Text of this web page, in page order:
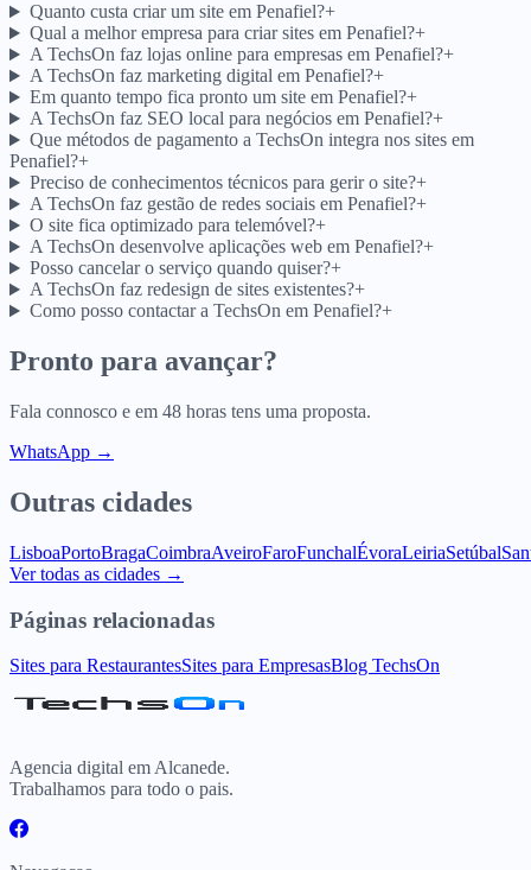
Quanto custa criar um site em Penafiel?+
Qual a melhor empresa para criar sites em Penafiel?+
A TechsOn faz lojas online para empresas em Penafiel?+
A TechsOn faz marketing digital em Penafiel?+
Em quanto tempo fica pronto um site em Penafiel?+
A TechsOn faz SEO local para negócios em Penafiel?+
Que métodos de pagamento a TechsOn integra nos sites em
Penafiel?+
Preciso de conhecimentos técnicos para gerir o site?+
A TechsOn faz gestão de redes sociais em Penafiel?+
O site fica optimizado para telemóvel?+
A TechsOn desenvolve aplicações web em Penafiel?+
Posso cancelar o serviço quando quiser?+
A TechsOn faz redesign de sites existentes?+
Como posso contactar a TechsOn em Penafiel?+
Pronto para avançar?
Fala connosco e em 48 horas tens uma proposta.
WhatsApp →
Outras cidades
LisboaPortoBragaCoimbraAveiroFaroFunchalÉvoraLeiriaSetúbal
Ver todas as cidades →
Páginas relacionadas
Sites para RestaurantesSites para EmpresasBlog TechsOn
Agencia digital em Alcanede.
Trabalhamos para todo o pais.